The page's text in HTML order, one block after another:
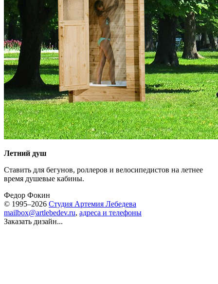
Летний душ
Ставить для бегунов, роллеров и велосипедистов на летнее
время душевые кабины.
Федор Фокин
© 1995–2026 Студия Артемия Лебедева
mailbox@artlebedev.ru, адреса и телефоны
Заказать дизайн...